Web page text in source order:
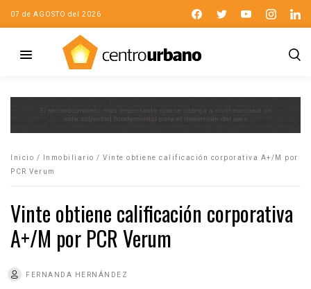
07 de AGOSTO del 2026
Inicio / Inmobiliario / Vinte obtiene calificación corporativa A+/M por
PCR Verum
Vinte obtiene calificación corporativa
A+/M por PCR Verum
FERNANDA HERNÁNDEZ